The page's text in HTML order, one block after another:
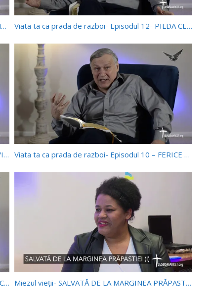
Viata ta ca prada de razboi- Episodul 13- CU DUMNEZEU, SURSA VIEȚII Viata ta ca prada de razboi- Episodul 12- PILDA CELOR POFTIȚI LA CINĂ
Viata ta ca prada de razboi- Episodul 11 – VIAȚA VIITOARE ȘI SLUJIREA DE ACUM Viata ta ca prada de razboi- Episodul 10 – FERICE DE ACELA CARE VA PRÂNZI ÎN ÎMPĂRĂȚIA LUI DUMNEZEU
Viata ta ca prada de razboi – Episodul 9 – VIAȚA ACEASTA ȘI CEA VIITOARE Miezul vieții- SALVATĂ DE LA MARGINEA PRĂPASTIEI (I)- DANA DOBRE